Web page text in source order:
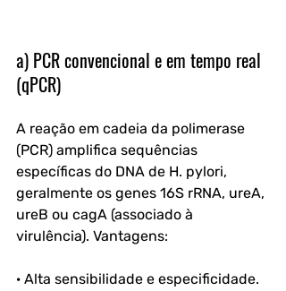
a) PCR convencional e em tempo real
(qPCR)
A reação em cadeia da polimerase
(PCR) amplifica sequências
específicas do DNA de H. pylori,
geralmente os genes 16S rRNA, ureA,
ureB ou cagA (associado à
virulência). Vantagens:
· Alta sensibilidade e especificidade.